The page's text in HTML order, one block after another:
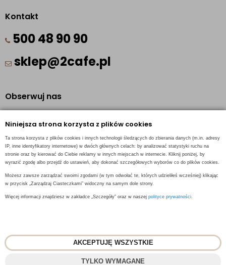
Niniejsza strona korzysta z plików cookies
Ta strona korzysta z plików cookies i innych technologii śledzących do zbierania danych (m.in. adresy
IP, inne identyfikatory internetowe) w dwóch głównych celach: by analizować statystyki ruchu na
stronie oraz by kierować do Ciebie reklamy w innych miejscach w internecie. Kliknij poniżej, by
wyrazić zgodę albo przejdź do ustawień, aby dokonać szczegółowych wyborów co do plików cookies.
Możesz zawsze zarządzać swoimi zgodami (w tym odwołać te, których udzieliłeś wcześniej) klikając
w przycisk „Zarządzaj Ciasteczkami” widoczny na samym dole strony.
Więcej informacji znajdziesz w zakładce „Szczegóły” oraz w naszej polityce prywatności.
AKCEPTUJĘ WSZYSTKIE
TYLKO WYMAGANE
Kontakt
500 48 90 90
sklep@2cafe.pl
Obserwuj nas
Instagram
INFORMACJE KONTAKTOWE
© 20182CAFE- Fresh Roasted Coffee